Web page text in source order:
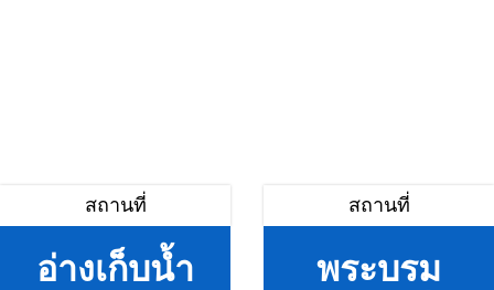
สถานที่
อ่างเก็บน้ำ
สถานที่
พระบรม